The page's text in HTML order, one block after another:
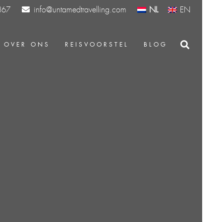
info@untamedtravelling.com NL EN
OVER ONS REISVOORSTEL BLOG